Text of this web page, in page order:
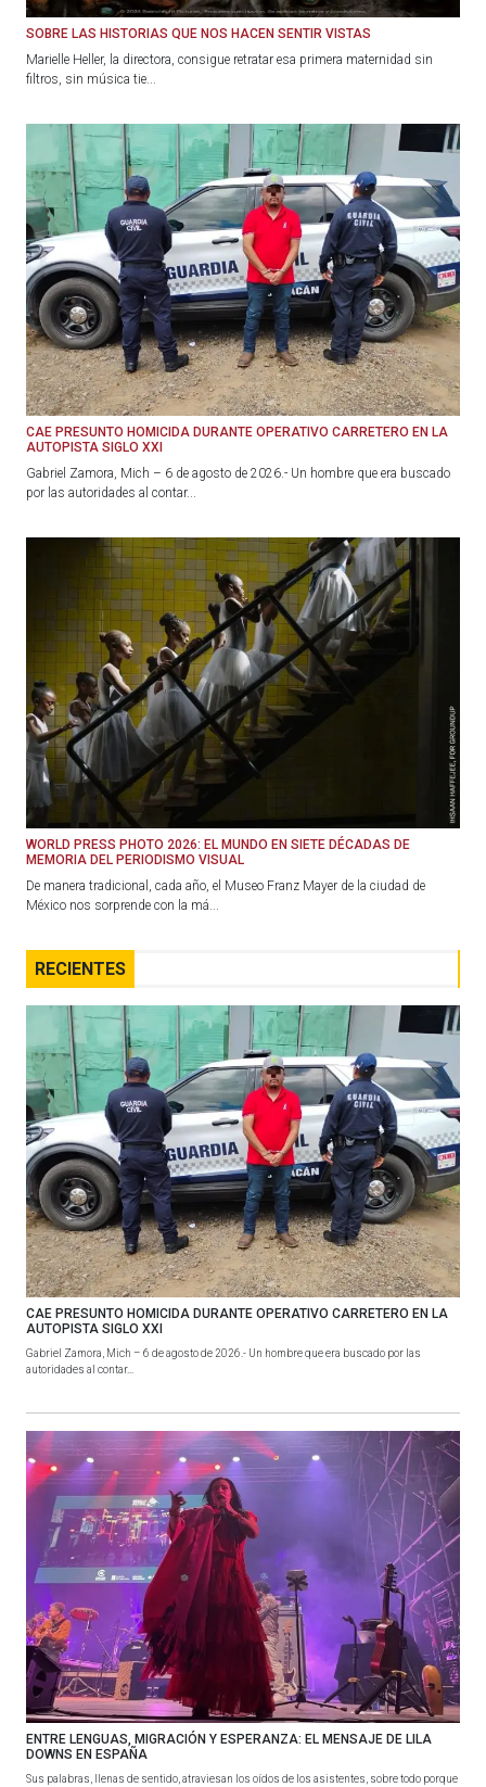
SOBRE LAS HISTORIAS QUE NOS HACEN SENTIR VISTAS
Marielle Heller, la directora, consigue retratar esa primera maternidad sin
filtros, sin música tie...
CAE PRESUNTO HOMICIDA DURANTE OPERATIVO CARRETERO EN LA
AUTOPISTA SIGLO XXI
Gabriel Zamora, Mich – 6 de agosto de 2026.- Un hombre que era buscado
por las autoridades al contar...
WORLD PRESS PHOTO 2026: EL MUNDO EN SIETE DÉCADAS DE
MEMORIA DEL PERIODISMO VISUAL
De manera tradicional, cada año, el Museo Franz Mayer de la ciudad de
México nos sorprende con la má...
RECIENTES
CAE PRESUNTO HOMICIDA DURANTE OPERATIVO CARRETERO EN LA
AUTOPISTA SIGLO XXI
Gabriel Zamora, Mich – 6 de agosto de 2026.- Un hombre que era buscado por las
autoridades al contar...
ENTRE LENGUAS, MIGRACIÓN Y ESPERANZA: EL MENSAJE DE LILA
DOWNS EN ESPAÑA
Sus palabras, llenas de sentido, atraviesan los oídos de los asistentes, sobre todo porque